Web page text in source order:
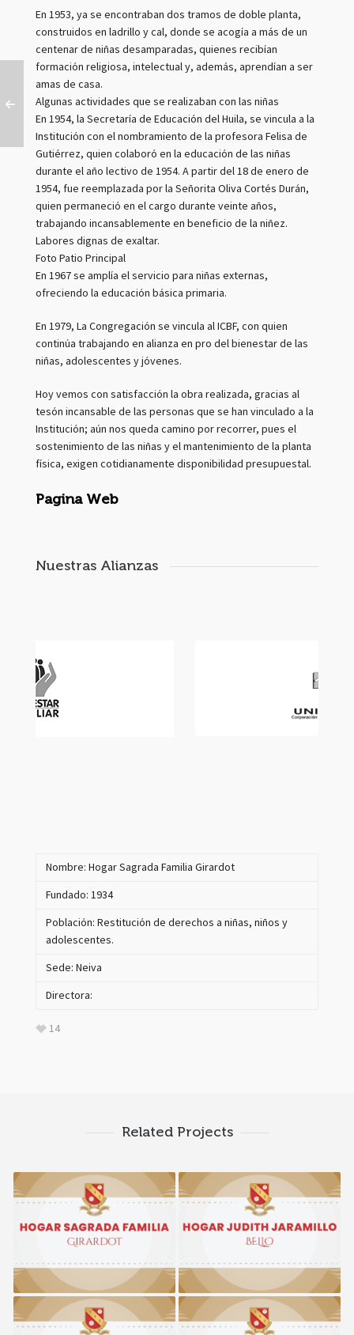
En 1953, ya se encontraban dos tramos de doble planta,
construidos en ladrillo y cal, donde se acogía a más de un
centenar de niñas desamparadas, quienes recibían
formación religiosa, intelectual y, además, aprendían a ser
amas de casa.
Algunas actividades que se realizaban con las niñas
En 1954, la Secretaría de Educación del Huila, se vincula a la
Institución con el nombramiento de la profesora Felisa de
Gutiérrez, quien colaboró en la educación de las niñas
durante el año lectivo de 1954. A partir del 18 de enero de
1954, fue reemplazada por la Señorita Oliva Cortés Durán,
quien permaneció en el cargo durante veinte años,
trabajando incansablemente en beneficio de la niñez.
Labores dignas de exaltar.
Foto Patio Principal
En 1967 se amplía el servicio para niñas externas,
ofreciendo la educación básica primaria.
En 1979, La Congregación se vincula al ICBF, con quien
continúa trabajando en alianza en pro del bienestar de las
niñas, adolescentes y jóvenes.
Hoy vemos con satisfacción la obra realizada, gracias al
tesón incansable de las personas que se han vinculado a la
Institución; aún nos queda camino por recorrer, pues el
sostenimiento de las niñas y el mantenimiento de la planta
física, exigen cotidianamente disponibilidad presupuestal.
Pagina Web
Nuestras Alianzas
Nombre: Hogar Sagrada Familia Girardot
Fundado: 1934
Población: Restitución de derechos a niñas, niños y
adolescentes.
Sede: Neiva
Directora:
14
Related Projects
Hogar Sagrada Familia
Girardot
Hogar Judith Jaramillo